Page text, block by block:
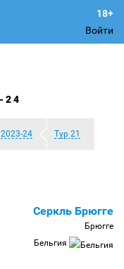
Войти
24
2023-24 Тур 21
Серкль Брюгге
Брюгге
Бельгия